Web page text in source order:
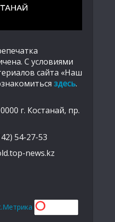
С условиями
сайта «Наш
здесь.
г. Костанай, пр.
54-27-53
news.kz